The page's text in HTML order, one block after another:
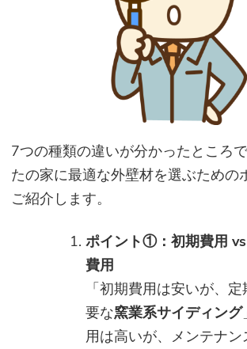
7つの種類の違いが分かったところ
たの家に最適な外壁材を選ぶための
ご紹介します。
ポイント①：初期費用
費用
「初期費用は安いが、
要な窯業系サイディング
用は高いが、メンテナン